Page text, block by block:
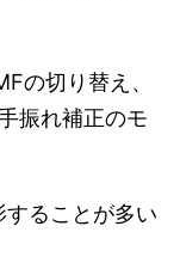
の切り替え、
振れ補正のモ
ることが多い